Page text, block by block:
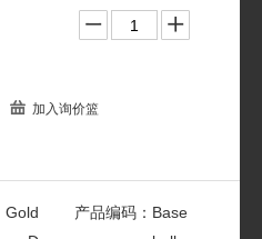
加入询价篮
Gold
产品编码： Base